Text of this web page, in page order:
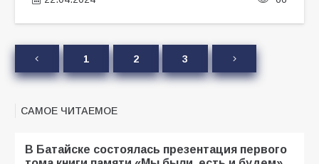
1 2 3
САМОЕ ЧИТАЕМОЕ
В Батайске состоялась презентация первого